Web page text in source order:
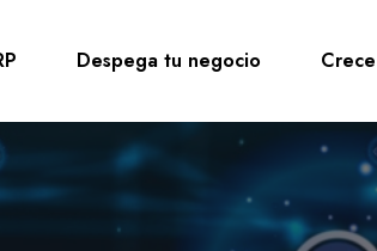
Despega tu negocio